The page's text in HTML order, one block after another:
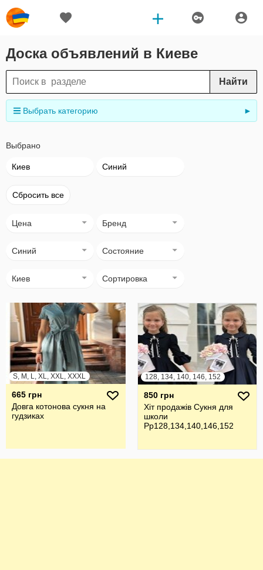
Доска объявлений в Киеве
Найти
Выбрать категорию ►
Выбрано
Киев Синий
Сбросить все
Цена Бренд
Синий Состояние
Киев Сортировка
S, M, L, XL, XXL, XXXL
665 грн
Довга котонова сукня на
гудзиках
128, 134, 140, 146, 152
850 грн
Хіт продажів Сукня для
школи
Рр128,134,140,146,152